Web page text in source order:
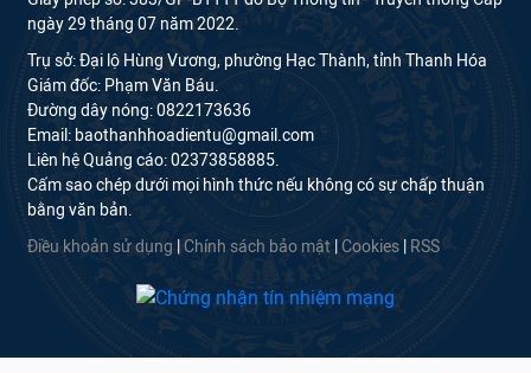
Trụ sở: Đại lộ Hùng Vương, phường Hạc Thành, tỉnh Thanh Hóa
Giám đốc: Phạm Văn Báu.
Đường dây nóng: 0822173636
Email: baothanhhoadientu@gmail.com
Liên hệ Quảng cáo: 02373858885.
Cấm sao chép dưới mọi hình thức nếu không có sự chấp thuận
bằng văn bản.
Điều khoản sử dụng |Chính sách bảo mật |Cookies |RSS
soạn